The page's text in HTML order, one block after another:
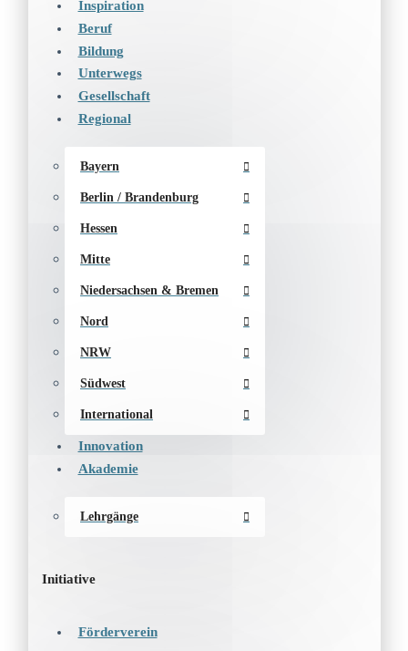
Inspiration
Beruf
Bildung
Unterwegs
Gesellschaft
Regional
Bayern
Berlin / Brandenburg
Hessen
Mitte
Niedersachsen & Bremen
Nord
NRW
Südwest
International
Innovation
Akademie
Lehrgänge
Initiative
Förderverein